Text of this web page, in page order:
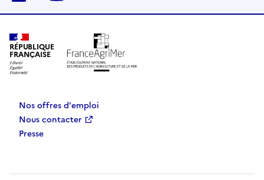
RÉPUBLIQUE
FRANÇAISE
Nos offres d'emploi
Nous contacter
Presse